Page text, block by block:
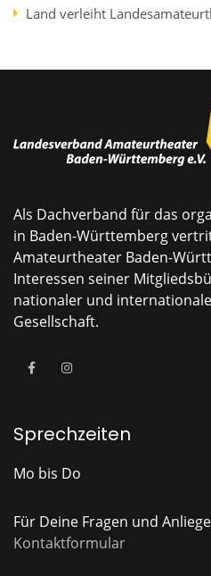
Land verleiht
Als Dachverband für das
in Baden-Württemberg
Amateurtheater Baden-
Interessen seiner
nationaler und
Gesellschaft.
Sprechzeiten
Mo bis Do
Für Deine Fragen und
Kontaktformular